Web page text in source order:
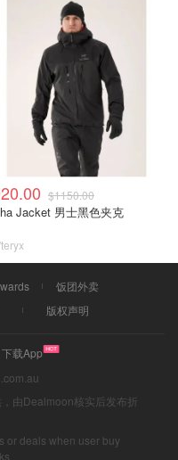
$1150.00
Jacket 男士黑色夹克
饭团外卖
版权声明
下载App
由Dealmoon核实后发布折
or deals when user buy